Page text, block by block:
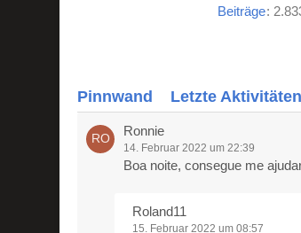
Beiträge
Pinnwand Letzte Aktivitäten
Ronnie
14. Februar 2022 um 22:39
Boa noite, consegue me
Roland11
15. Februar 2022 um 08:57